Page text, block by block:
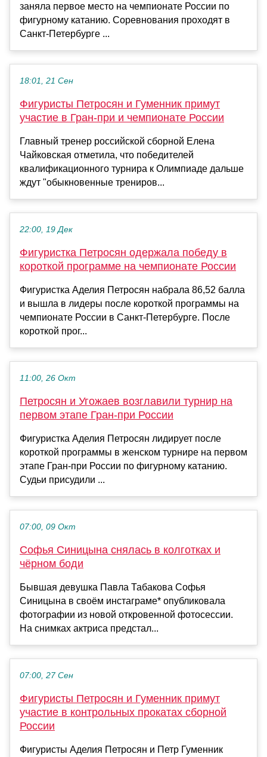
заняла первое место на чемпионате России по
фигурному катанию. Соревнования проходят в
Санкт-Петербурге ...
18:01, 21 Сен
Фигуристы Петросян и Гуменник примут
участие в Гран-при и чемпионате России
Главный тренер российской сборной Елена
Чайковская отметила, что победителей
квалификационного турнира к Олимпиаде дальше
ждут "обыкновенные трениров...
22:00, 19 Дек
Фигуристка Петросян одержала победу в
короткой программе на чемпионате России
Фигуристка Аделия Петросян набрала 86,52 балла
и вышла в лидеры после короткой программы на
чемпионате России в Санкт-Петербурге. После
короткой прог...
11:00, 26 Окт
Петросян и Угожаев возглавили турнир на
первом этапе Гран-при России
Фигуристка Аделия Петросян лидирует после
короткой программы в женском турнире на первом
этапе Гран-при России по фигурному катанию.
Судьи присудили ...
07:00, 09 Окт
Софья Синицына снялась в колготках и
чёрном боди
Бывшая девушка Павла Табакова Софья
Синицына в своём инстаграме* опубликовала
фотографии из новой откровенной фотосессии.
На снимках актриса предстал...
07:00, 27 Сен
Фигуристы Петросян и Гуменник примут
участие в контрольных прокатах сборной
России
Фигуристы Аделия Петросян и Петр Гуменник